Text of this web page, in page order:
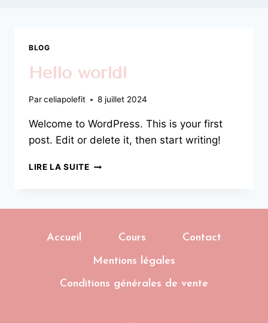
BLOG
Hello world!
Parceliapolefit 8 juillet 2024
Welcome to WordPress. This is your first
post. Edit or delete it, then start writing!
LIRE LA SUITEHELLO
Accueil Cours Contact
Mentions légales
Conditions générales de vente